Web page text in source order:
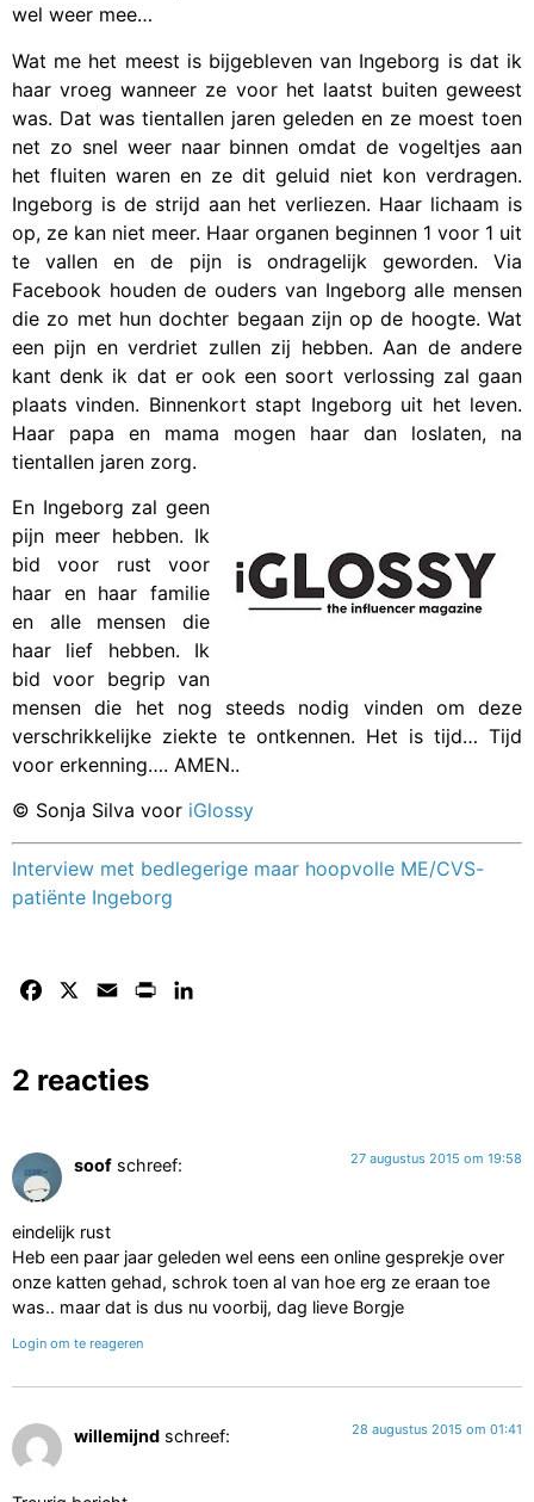
wel weer mee…
Wat me het meest is bijgebleven van Ingeborg is dat ik
haar vroeg wanneer ze voor het laatst buiten geweest
was. Dat was tientallen jaren geleden en ze moest toen
net zo snel weer naar binnen omdat de vogeltjes aan
het fluiten waren en ze dit geluid niet kon verdragen.
Ingeborg is de strijd aan het verliezen. Haar lichaam is
op, ze kan niet meer. Haar organen beginnen 1 voor 1 uit
te vallen en de pijn is ondragelijk geworden. Via
Facebook houden de ouders van Ingeborg alle mensen
die zo met hun dochter begaan zijn op de hoogte. Wat
een pijn en verdriet zullen zij hebben. Aan de andere
kant denk ik dat er ook een soort verlossing zal gaan
plaats vinden. Binnenkort stapt Ingeborg uit het leven.
Haar papa en mama mogen haar dan loslaten, na
tientallen jaren zorg.
En Ingeborg zal geen
pijn meer hebben. Ik
bid voor rust voor
haar en haar familie
en alle mensen die
haar lief hebben. Ik
bid voor begrip van
mensen die het nog steeds nodig vinden om deze
verschrikkelijke ziekte te ontkennen. Het is tijd… Tijd
voor erkenning…. AMEN..
© Sonja Silva voor iGlossy
Interview met bedlegerige maar hoopvolle ME/CVS-
patiënte Ingeborg
Facebook Email Print
2 reacties
soof schreef: 27 augustus 2015 om 19:58
eindelijk rust
Heb een paar jaar geleden wel eens een online gesprekje over
onze katten gehad, schrok toen al van hoe erg ze eraan toe
was.. maar dat is dus nu voorbij, dag lieve Borgje
Login om te reageren
willemijnd schreef: 28 augustus 2015 om 01:41